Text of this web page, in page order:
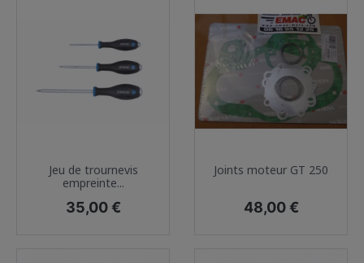
Jeu de trournevis
empreinte...
Prix
35,00 €
Joints moteur GT 250
Prix
48,00 €